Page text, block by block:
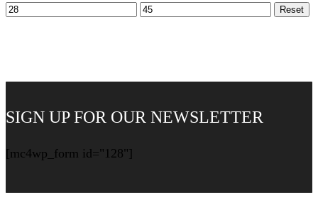
Min
price
Max
price
Reset
SIGN UP FOR OUR NEWSLETTER
[mc4wp_form id="128"]